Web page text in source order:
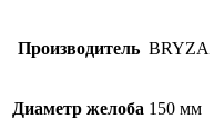
Производитель BRYZA
Диаметр желоба 150 мм